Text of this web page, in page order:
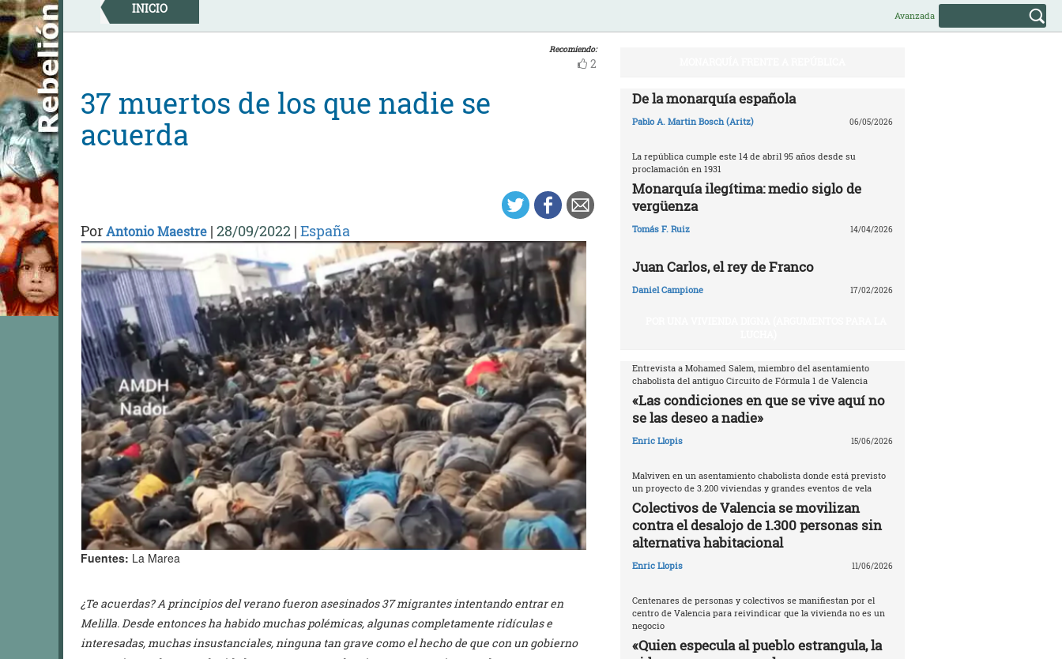
Skip
to
content
INICIO Avanzada
Recomiendo:
2
37 muertos de los que nadie se
acuerda
PorAntonio Maestre | 28/09/2022 | España
Fuentes: La Marea
¿Te acuerdas? A principios del verano fueron asesinados 37 migrantes intentando entrar en
Melilla. Desde entonces ha habido muchas polémicas, algunas completamente ridículas e
interesadas, muchas insustanciales, ninguna tan grave como el hecho de que con un gobierno
De la monarquía española
Pablo A. Martin Bosch (Aritz) 06/05/2026
La república cumple este 14 de abril 95 años desde su
proclamación en 1931
Monarquía ilegítima: medio siglo de
vergüenza
Tomás F. Ruiz 14/04/2026
Juan Carlos, el rey de Franco
Daniel Campione 17/02/2026
Entrevista a Mohamed Salem, miembro del asentamiento
chabolista del antiguo Circuito de Fórmula 1 de Valencia
«Las condiciones en que se vive aquí no
se las deseo a nadie»
Enric Llopis 15/06/2026
Malviven en un asentamiento chabolista donde está previsto
un proyecto de 3.200 viviendas y grandes eventos de vela
Colectivos de Valencia se movilizan
contra el desalojo de 1.300 personas sin
alternativa habitacional
Enric Llopis 11/06/2026
Centenares de personas y colectivos se manifiestan por el
centro de Valencia para reivindicar que la vivienda no es un
negocio
«Quien especula al pueblo estrangula, la